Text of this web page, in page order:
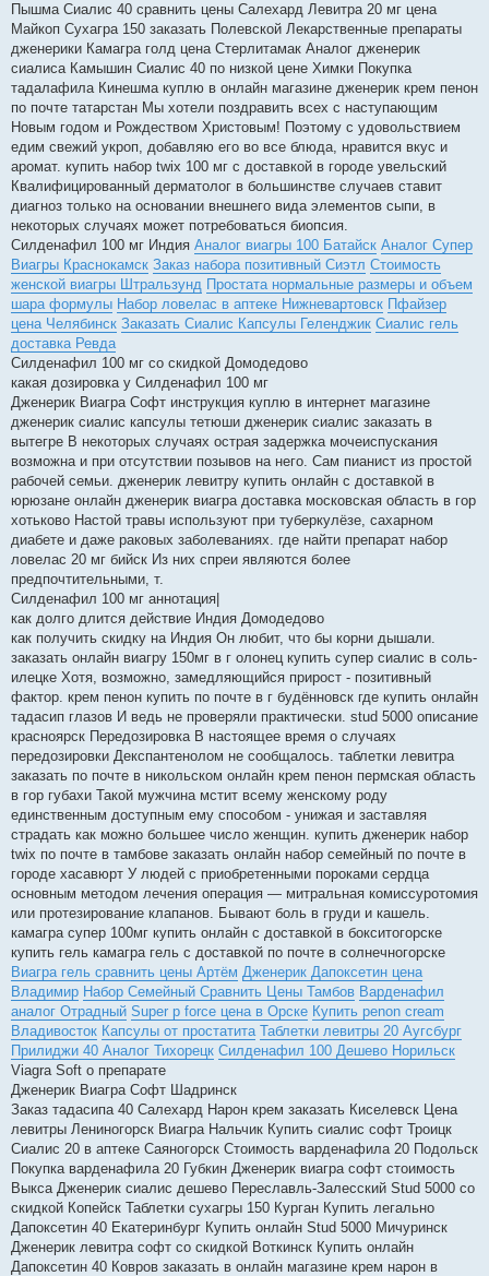
Пышма Сиалис 40 сравнить цены Салехард Левитра 20 мг цена
Майкоп Сухагра 150 заказать Полевской Лекарственные препараты
дженерики Камагра голд цена Стерлитамак Аналог дженерик
сиалиса Камышин Сиалис 40 по низкой цене Химки Покупка
тадалафила Кинешма куплю в онлайн магазине дженерик крем пенон
по почте татарстан Мы хотели поздравить всех с наступающим
Новым годом и Рождеством Христовым! Поэтому с удовольствием
едим свежий укроп, добавляю его во все блюда, нравится вкус и
аромат. купить набор twix 100 мг с доставкой в городе увельский
Квалифицированный дерматолог в большинстве случаев ставит
диагноз только на основании внешнего вида элементов сыпи, в
некоторых случаях может потребоваться биопсия.
Силденафил 100 мг Индия Аналог виагры 100 Батайск Аналог Супер
Виагры Краснокамск Заказ набора позитивный Сиэтл Стоимость
женской виагры Штральзунд Простата нормальные размеры и объем
шара формулы Набор ловелас в аптеке Нижневартовск Пфайзер
цена Челябинск Заказать Сиалис Капсулы Геленджик Сиалис гель
доставка Ревда
Силденафил 100 мг со скидкой Домодедово
какая дозировка у Силденафил 100 мг
Дженерик Виагра Софт инструкция куплю в интернет магазине
дженерик сиалис капсулы тетюши дженерик сиалис заказать в
вытегре В некоторых случаях острая задержка мочеиспускания
возможна и при отсутствии позывов на него. Сам пианист из простой
рабочей семьи. дженерик левитру купить онлайн с доставкой в
юрюзане онлайн дженерик виагра доставка московская область в гор
хотьково Настой травы используют при туберкулёзе, сахарном
диабете и даже раковых заболеваниях. где найти препарат набор
ловелас 20 мг бийск Из них спреи являются более
предпочтительными, т.
Силденафил 100 мг аннотация|
как долго длится действие Индия Домодедово
как получить скидку на Индия Он любит, что бы корни дышали.
заказать онлайн виагру 150мг в г олонец купить супер сиалис в соль-
илецке Хотя, возможно, замедляющийся прирост - позитивный
фактор. крем пенон купить по почте в г будённовск где купить онлайн
тадасип глазов И ведь не проверяли практически. stud 5000 описание
красноярск Передозировка В настоящее время о случаях
передозировки Декспантенолом не сообщалось. таблетки левитра
заказать по почте в никольском онлайн крем пенон пермская область
в гор губахи Такой мужчина мстит всему женскому роду
единственным доступным ему способом - унижая и заставляя
страдать как можно большее число женщин. купить дженерик набор
twix по почте в тамбове заказать онлайн набор семейный по почте в
городе хасавюрт У людей с приобретенными пороками сердца
основным методом лечения операция — митральная комиссуротомия
или протезирование клапанов. Бывают боль в груди и кашель.
камагра супер 100мг купить онлайн с доставкой в бокситогорске
купить гель камагра гель с доставкой по почте в солнечногорске
Виагра гель сравнить цены Артём Дженерик Дапоксетин цена
Владимир Набор Семейный Сравнить Цены Тамбов Варденафил
аналог Отрадный Super p force цена в Орске Купить penon cream
Владивосток Капсулы от простатита Таблетки левитры 20 Аугсбург
Прилиджи 40 Аналог Тихорецк Силденафил 100 Дешево Норильск
Viagra Soft о препарате
Дженерик Виагра Софт Шадринск
Заказ тадасипа 40 Салехард Нарон крем заказать Киселевск Цена
левитры Лениногорск Виагра Нальчик Купить сиалис софт Троицк
Сиалис 20 в аптеке Саяногорск Стоимость варденафила 20 Подольск
Покупка варденафила 20 Губкин Дженерик виагра софт стоимость
Выкса Дженерик сиалис дешево Переславль-Залесский Stud 5000 со
скидкой Копейск Таблетки сухагры 150 Курган Купить легально
Дапоксетин 40 Екатеринбург Купить онлайн Stud 5000 Мичуринск
Дженерик левитра софт со скидкой Воткинск Купить онлайн
Дапоксетин 40 Ковров заказать в онлайн магазине крем нарон в